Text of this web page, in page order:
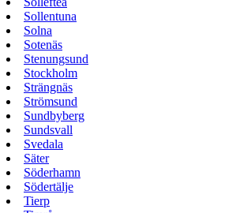
Sollentuna
Solna
Sotenäs
Stenungsund
Stockholm
Strängnäs
Strömsund
Sundbyberg
Sundsvall
Svedala
Säter
Söderhamn
Södertälje
Tierp